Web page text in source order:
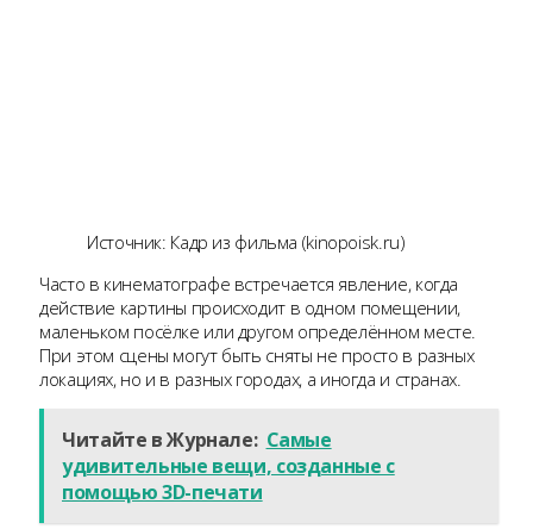
Источник: Кадр из фильма (kinopoisk.ru)
Часто в кинематографе встречается явление, когда
действие картины происходит в одном помещении,
маленьком посёлке или другом определённом месте.
При этом сцены могут быть сняты не просто в разных
локациях, но и в разных городах, а иногда и странах.
Читайте в Журнале: Самые
удивительные вещи, созданные с
помощью 3D-печати